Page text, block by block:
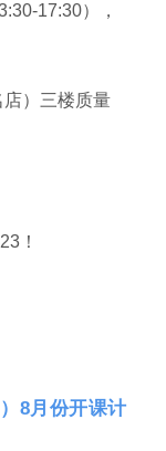
17:30），
）三楼质量
！
8月份开课计